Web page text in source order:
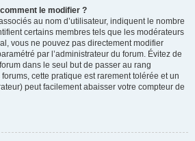
le modifier ?
au nom d’utilisateur, indiquent le nombre
certains membres tels que les modérateurs
vous ne pouvez pas directement modifier
par l’administrateur du forum. Évitez de
dans le seul but de passer au rang
cette pratique est rarement tolérée et un
peut facilement abaisser votre compteur de